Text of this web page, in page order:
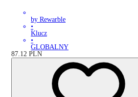
by Rewarble
•
Klucz
•
GLOBALNY
87.12 PLN